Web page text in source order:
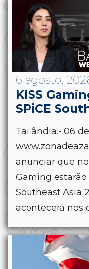
6 agosto,
KISS
SPiCE
Tailândia.- 06
anunciar que
Gaming estarão
Southeast Asia
acontecerá nos